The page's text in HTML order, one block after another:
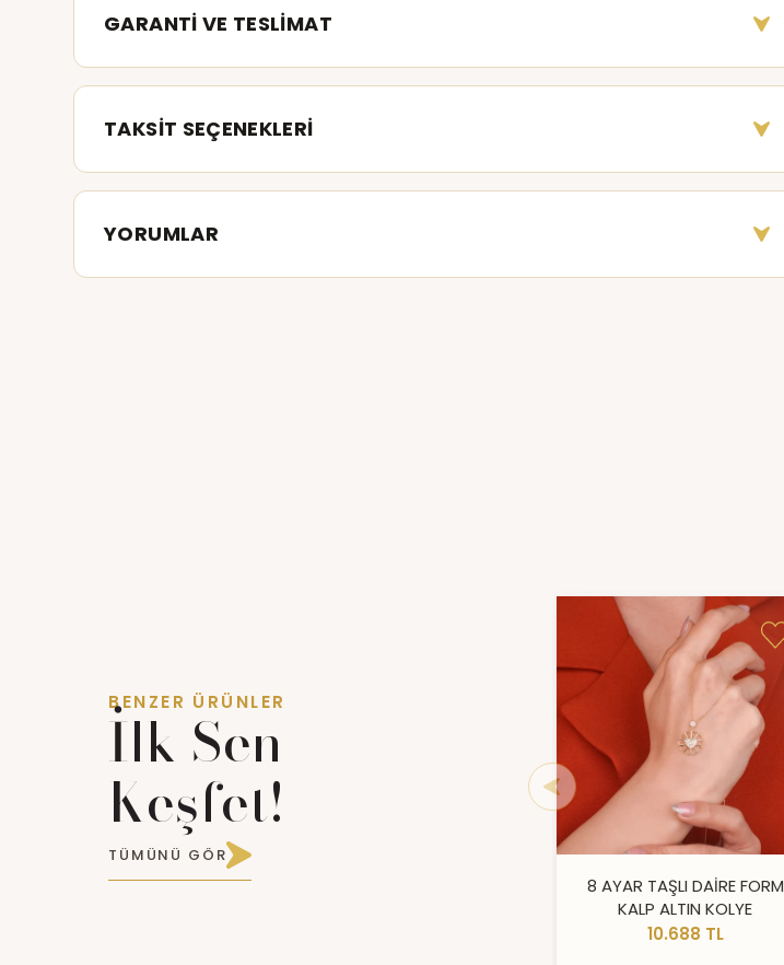
GARANTİ VE TESLİMAT
TAKSİT SEÇENEKLERİ
YORUMLAR
BENZER ÜRÜNLER
İlk Sen
Keşfet!
TÜMÜNÜ GÖR
8 AYAR TAŞLI DAİRE FORM
KALP ALTIN KOLYE
10.688 TL